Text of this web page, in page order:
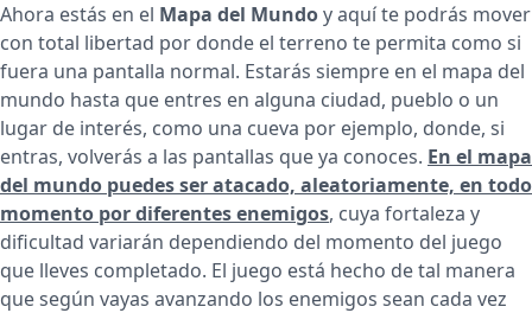
Ahora estás en el Mapa del Mundoy aquí te podrás mover
con total libertad por donde el terreno te permita como si
fuera una pantalla normal. Estarás siempre en el mapa del
mundo hasta que entres en alguna ciudad, pueblo o un
lugar de interés, como una cueva por ejemplo, donde, si
entras, volverás a las pantallas que ya conoces. En el mapa
del mundo puedes ser atacado, aleatoriamente, en todo
momento por diferentes enemigos, cuya fortaleza y
dificultad variarán dependiendo del momento del juego
que lleves completado. El juego está hecho de tal manera
que según vayas avanzando los enemigos sean cada vez